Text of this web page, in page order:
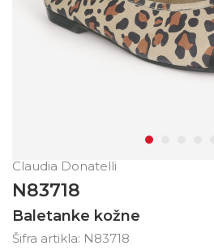
Claudia Donatelli
N83718
Baletanke kožne
Šifra artikla: N83718